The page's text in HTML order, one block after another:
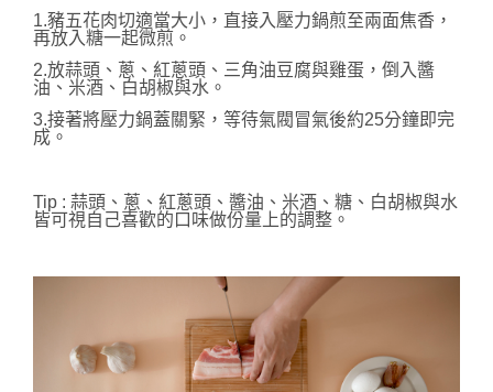
1.豬五花肉切適當大小，直接入壓力鍋煎至兩面焦香，
再放入糖一起微煎。
2.放蒜頭、蔥、紅蔥頭、三角油豆腐與雞蛋，倒入醬
油、米酒、白胡椒與水。
3.接著將壓力鍋蓋關緊，等待氣閥冒氣後約25分鐘即完
成。
Tip : 蒜頭、蔥、紅蔥頭、醬油、米酒、糖、白胡椒與水
皆可視自己喜歡的口味做份量上的調整。